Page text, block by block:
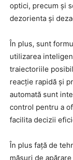
optici, precum și
dezorienta şi
În plus, sunt
utilizarea
traiectoriile
reacție rapidă și
automată sunt
control pentru a
facilita decizii
În plus față de
măsuri de